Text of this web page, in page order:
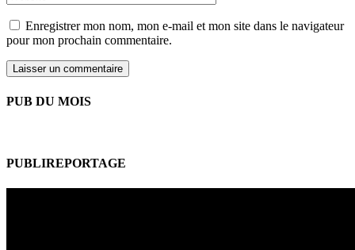
Enregistrer mon nom, mon e-mail et mon site dans le navigateur
pour mon prochain commentaire.
PUB DU MOIS
PUBLIREPORTAGE